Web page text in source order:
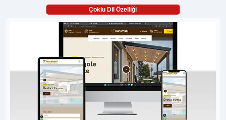
Çoklu Dil Özelliği